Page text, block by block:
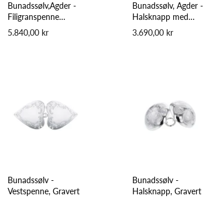
Bunadssølv,Agder -
Filigranspenne
Gjennombrott
5.840,00 kr
Bunadssølv, Agder -
Halsknapp med
Krystaller
3.690,00 kr
Bunadssølv -
Vestspenne, Gravert
Bunadssølv -
Halsknapp, Gravert